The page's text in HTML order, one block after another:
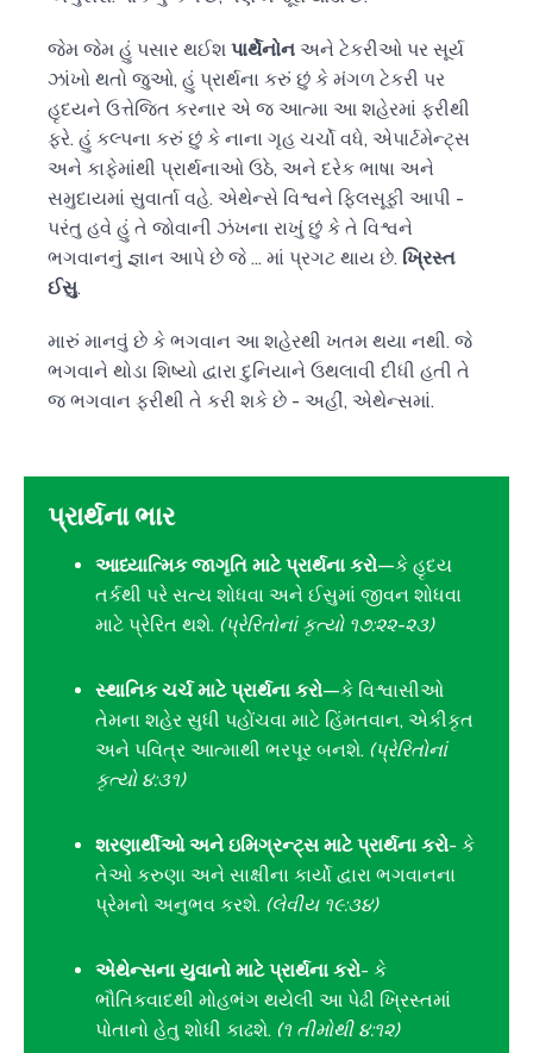
જેમ જેમ હું પસાર થઈશ પાર્થેનોન અને ટેકરીઓ પર સૂર્ય
ઝાંખો થતો જુઓ, હું પ્રાર્થના કરું છું કે મંગળ ટેકરી પર
હૃદયને ઉત્તેજિત કરનાર એ જ આત્મા આ શહેરમાં ફરીથી
ફરે. હું કલ્પના કરું છું કે નાના ગૃહ ચર્ચો વધે, એપાર્ટમેન્ટ્સ
અને કાફેમાંથી પ્રાર્થનાઓ ઉઠે, અને દરેક ભાષા અને
સમુદાયમાં સુવાર્તા વહે. એથેન્સે વિશ્વને ફિલસૂફી આપી -
પરંતુ હવે હું તે જોવાની ઝંખના રાખું છું કે તે વિશ્વને
ભગવાનનું જ્ઞાન આપે છે જે ... માં પ્રગટ થાય છે. ખ્રિસ્ત
ઈસુ.
મારું માનવું છે કે ભગવાન આ શહેરથી ખતમ થયા નથી. જે
ભગવાને થોડા શિષ્યો દ્વારા દુનિયાને ઉથલાવી દીધી હતી તે
જ ભગવાન ફરીથી તે કરી શકે છે - અહીં, એથેન્સમાં.
પ્રાર્થના ભાર
આધ્યાત્મિક જાગૃતિ માટે પ્રાર્થના કરો—કે હૃદય
તર્કથી પરે સત્ય શોધવા અને ઈસુમાં જીવન શોધવા
માટે પ્રેરિત થશે. (પ્રેરિતોનાં કૃત્યો ૧૭:૨૨-૨૩)
સ્થાનિક ચર્ચ માટે પ્રાર્થના કરો—કે વિશ્વાસીઓ
તેમના શહેર સુધી પહોંચવા માટે હિંમતવાન, એકીકૃત
અને પવિત્ર આત્માથી ભરપૂર બનશે. (પ્રેરિતોનાં
કૃત્યો ૪:૩૧)
શરણાર્થીઓ અને ઇમિગ્રન્ટ્સ માટે પ્રાર્થના કરો- કે
તેઓ કરુણા અને સાક્ષીના કાર્યો દ્વારા ભગવાનના
પ્રેમનો અનુભવ કરશે. (લેવીય ૧૯:૩૪)
એથેન્સના યુવાનો માટે પ્રાર્થના કરો- કે
ભૌતિકવાદથી મોહભંગ થયેલી આ પેઢી ખ્રિસ્તમાં
પોતાનો હેતુ શોધી કાઢશે. (૧ તીમોથી ૪:૧૨)